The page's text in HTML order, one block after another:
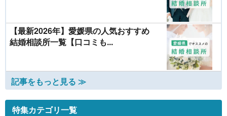
【最新2026年】愛媛県の人気おすすめ
結婚相談所一覧【口コミも...
記事をもっと見る ≫
特集カテゴリ一覧